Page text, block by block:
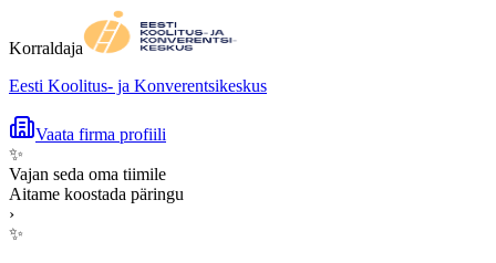
Korraldaja
Eesti Koolitus- ja Konverentsikeskus
Vaata firma profiili
✨
Vajan seda oma tiimile
Aitame koostada päringu
›
✨